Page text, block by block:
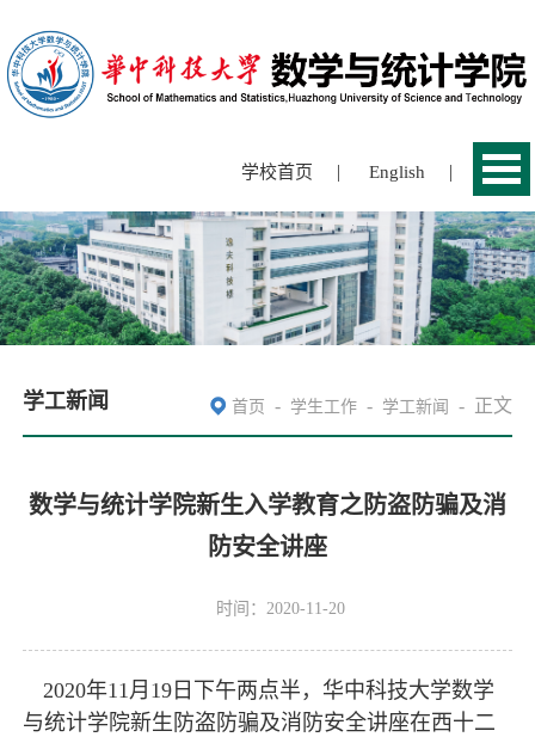
学校首页 | English |
学工新闻 首页 - 学生工作 - 学工新闻 - 正文
数学与统计学院新生入学教育之防盗防骗及消
防安全讲座
时间：2020-11-20
2020年11月19日下午两点半，华中科技大学数学
与统计学院新生防盗防骗及消防安全讲座在西十二